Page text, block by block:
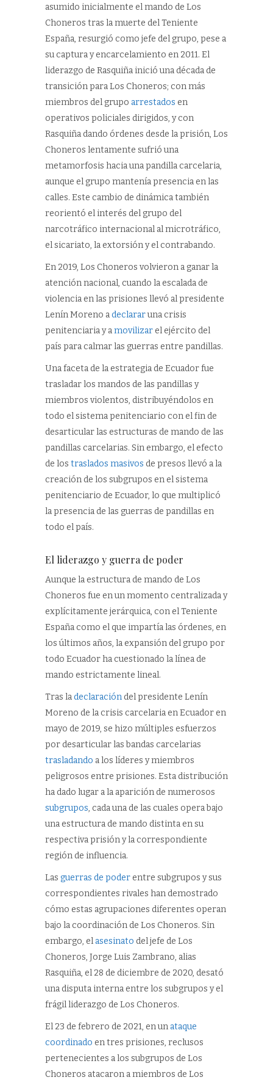
asumido inicialmente el mando de Los
Choneros tras la muerte del Teniente
España, resurgió como jefe del grupo, pese a
su captura y encarcelamiento en 2011. El
liderazgo de Rasquiña inició una década de
transición para Los Choneros; con más
miembros del grupo arrestados en
operativos policiales dirigidos, y con
Rasquiña dando órdenes desde la prisión, Los
Choneros lentamente sufrió una
metamorfosis hacia una pandilla carcelaria,
aunque el grupo mantenía presencia en las
calles. Este cambio de dinámica también
reorientó el interés del grupo del
narcotráfico internacional al microtráfico,
el sicariato, la extorsión y el contrabando.
En 2019, Los Choneros volvieron a ganar la
atención nacional, cuando la escalada de
violencia en las prisiones llevó al presidente
Lenín Moreno adeclararuna crisis
penitenciaria y amovilizarel ejército del
país para calmar las guerras entre pandillas.
Una faceta de la estrategia de Ecuador fue
trasladar los mandos de las pandillas y
miembros violentos, distribuyéndolos en
todo el sistema penitenciario con el fin de
desarticular las estructuras de mando de las
pandillas carcelarias. Sin embargo, el efecto
de los traslados masivos de presos llevó a la
creación de los subgrupos en el sistema
penitenciario de Ecuador, lo que multiplicó
la presencia de las guerras de pandillas en
todo el país.
El liderazgo y guerra de poder
Aunque la estructura de mando de Los
Choneros fue en un momento centralizada y
explícitamente jerárquica, con el Teniente
España como el que impartía las órdenes, en
los últimos años, la expansión del grupo por
todo Ecuador ha cuestionado la línea de
mando estrictamente lineal.
Tras ladeclaracióndel presidente Lenín
Moreno de la crisis carcelaria en Ecuador en
mayo de 2019, se hizo múltiples esfuerzos
por desarticular las bandas carcelarias
trasladando a los líderes y miembros
peligrosos entre prisiones. Esta distribución
ha dado lugar a la aparición de numerosos
subgrupos, cada una de las cuales opera bajo
una estructura de mando distinta en su
respectiva prisión y la correspondiente
región de influencia.
Las guerras de poderentre subgrupos y sus
correspondientes rivales han demostrado
cómo estas agrupaciones diferentes operan
bajo la coordinación de Los Choneros. Sin
embargo, el asesinato del jefe de Los
Choneros, Jorge Luis Zambrano, alias
Rasquiña, el 28 de diciembre de 2020, desató
una disputa interna entre los subgrupos y el
frágil liderazgo de Los Choneros.
El 23 de febrero de 2021, en un ataque
coordinado en tres prisiones, reclusos
pertenecientes a los subgrupos de Los
Choneros atacaron a miembros de Los